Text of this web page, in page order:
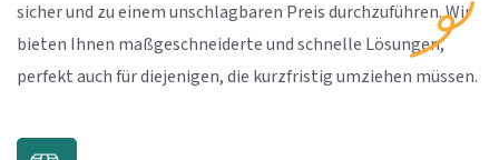
sicher und zu einem unschlagbaren Preis durchzuführen. Wir
bieten Ihnen maßgeschneiderte und schnelle Lösungen,
perfekt auch für diejenigen, die kurzfristig umziehen müssen.